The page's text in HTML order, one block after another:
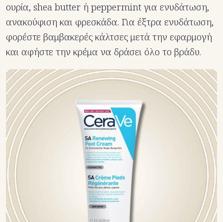
ουρία, shea butter ή peppermint για ενυδάτωση,
ανακούφιση και φρεσκάδα. Για έξτρα ενυδάτωση,
φορέστε βαμβακερές κάλτσες μετά την εφαρμογή
και αφήστε την κρέμα να δράσει όλο το βράδυ.